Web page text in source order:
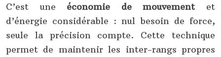
C’est une économie de mouvementet
d’énergie considérable : nul besoin de force,
seule la précision compte. Cette technique
permet de maintenir les inter-rangs propres